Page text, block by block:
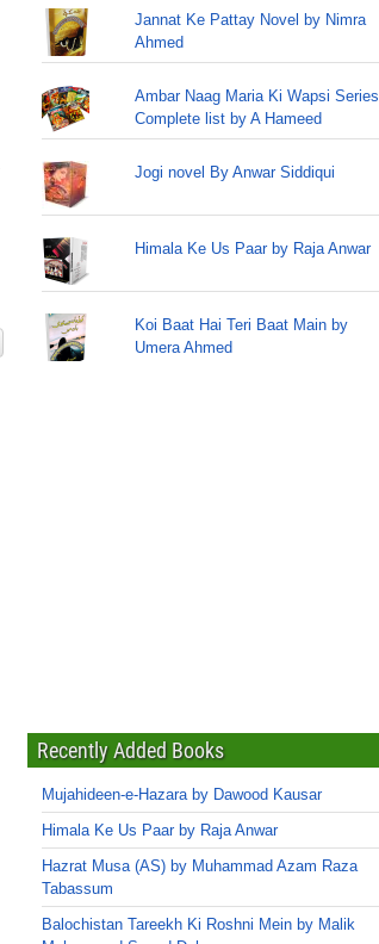
Jannat Ke Pattay Novel by Nimra
Ahmed
Ambar Naag Maria Ki Wapsi Series
Complete list by A Hameed
Jogi novel By Anwar Siddiqui
Himala Ke Us Paar by Raja Anwar
Koi Baat Hai Teri Baat Main by
Umera Ahmed
Recently Added Books
Mujahideen-e-Hazara by Dawood Kausar
Himala Ke Us Paar by Raja Anwar
Hazrat Musa (AS) by Muhammad Azam Raza
Tabassum
Balochistan Tareekh Ki Roshni Mein by Malik